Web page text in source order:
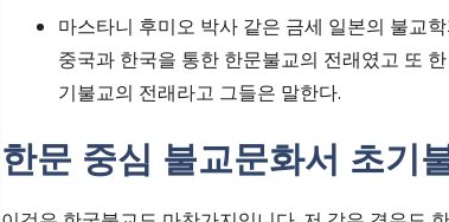
마스타니 후미오 박사 같은 금세 일본의 불교
중국과 한국을 통한 한문불교의 전래였고 또
기불교의 전래라고 그들은 말한다.
한문 중심 불교문화서 초기